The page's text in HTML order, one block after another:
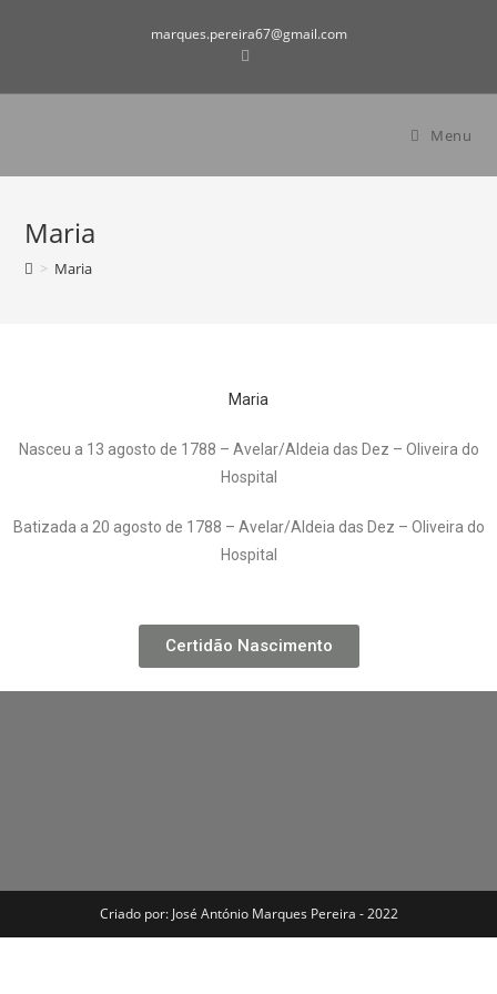
marques.pereira67@gmail.com
Menu
Maria
> Maria
Maria
Nasceu a 13 agosto de 1788 – Avelar/Aldeia das Dez – Oliveira do
Hospital
Batizada a 20 agosto de 1788 – Avelar/Aldeia das Dez – Oliveira do
Hospital
Certidão Nascimento
Criado por: José António Marques Pereira - 2022